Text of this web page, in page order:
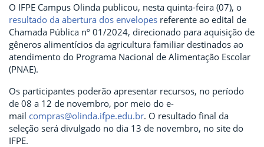
O IFPE Campus Olinda publicou, nesta quinta-feira (07), o
resultado da abertura dos envelopes referente ao edital de
Chamada Pública nº 01/2024, direcionado para aquisição de
gêneros alimentícios da agricultura familiar destinados ao
atendimento do Programa Nacional de Alimentação Escolar
(PNAE).
Os participantes poderão apresentar recursos, no período
de 08 a 12 de novembro, por meio do e-
mail compras@olinda.ifpe.edu.br. O resultado final da
seleção será divulgado no dia 13 de novembro, no site do
IFPE.